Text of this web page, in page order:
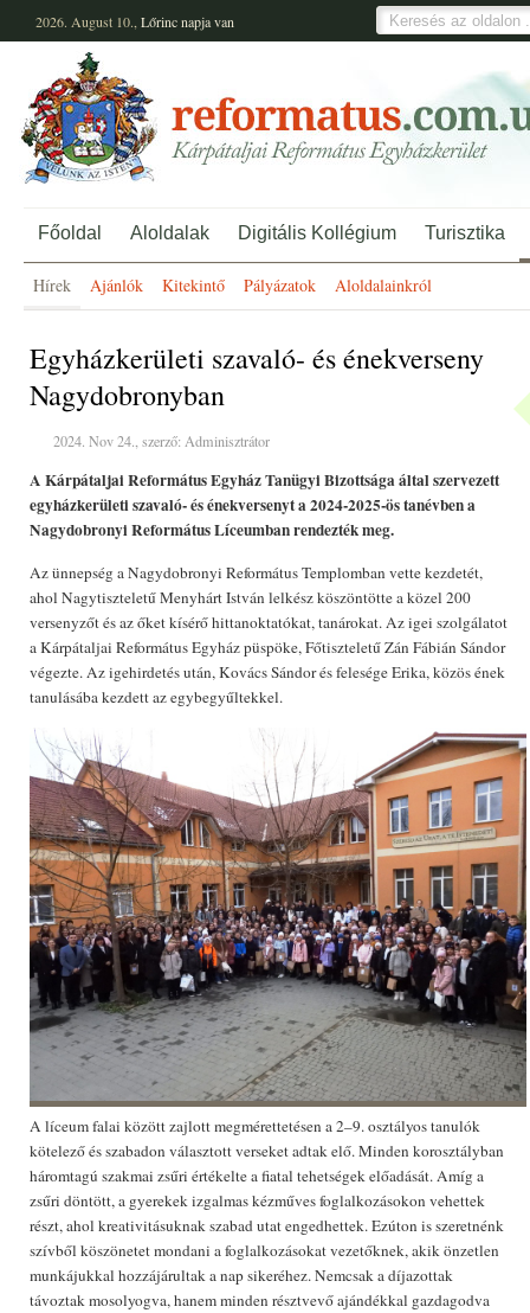
2026. August 10., Lőrincnapja van
Főoldal Aloldalak Digitális Kollégium Turisztika
Hírek Ajánlók Kitekintő Pályázatok Aloldalainkról
Egyházkerületi szavaló- és énekverseny
Nagydobronyban
2024. Nov 24., szerző: Adminisztrátor
A Kárpátaljai Református Egyház Tanügyi Bizottsága által szervezett
egyházkerületi szavaló- és énekversenyt a 2024-2025-ös tanévben a
Nagydobronyi Református Líceumban rendezték meg.
Az ünnepség a Nagydobronyi Református Templomban vette kezdetét,
ahol Nagytiszteletű Menyhárt István lelkész köszöntötte a közel 200
versenyzőt és az őket kísérő hittanoktatókat, tanárokat. Az igei szolgálatot
a Kárpátaljai Református Egyház püspöke, Főtiszteletű Zán Fábián Sándor
végezte. Az igehirdetés után, Kovács Sándor és felesége Erika, közös ének
tanulásába kezdett az egybegyűltekkel.
A líceum falai között zajlott megmérettetésen a 2–9. osztályos tanulók
kötelező és szabadon választott verseket adtak elő. Minden korosztályban
háromtagú szakmai zsűri értékelte a fiatal tehetségek előadását. Amíg a
zsűri döntött, a gyerekek izgalmas kézműves foglalkozásokon vehettek
részt, ahol kreativitásuknak szabad utat engedhettek. Ezúton is szeretnénk
szívből köszönetet mondani a foglalkozásokat vezetőknek, akik önzetlen
munkájukkal hozzájárultak a nap sikeréhez. Nemcsak a díjazottak
távoztak mosolyogva, hanem minden résztvevő ajándékkal gazdagodva